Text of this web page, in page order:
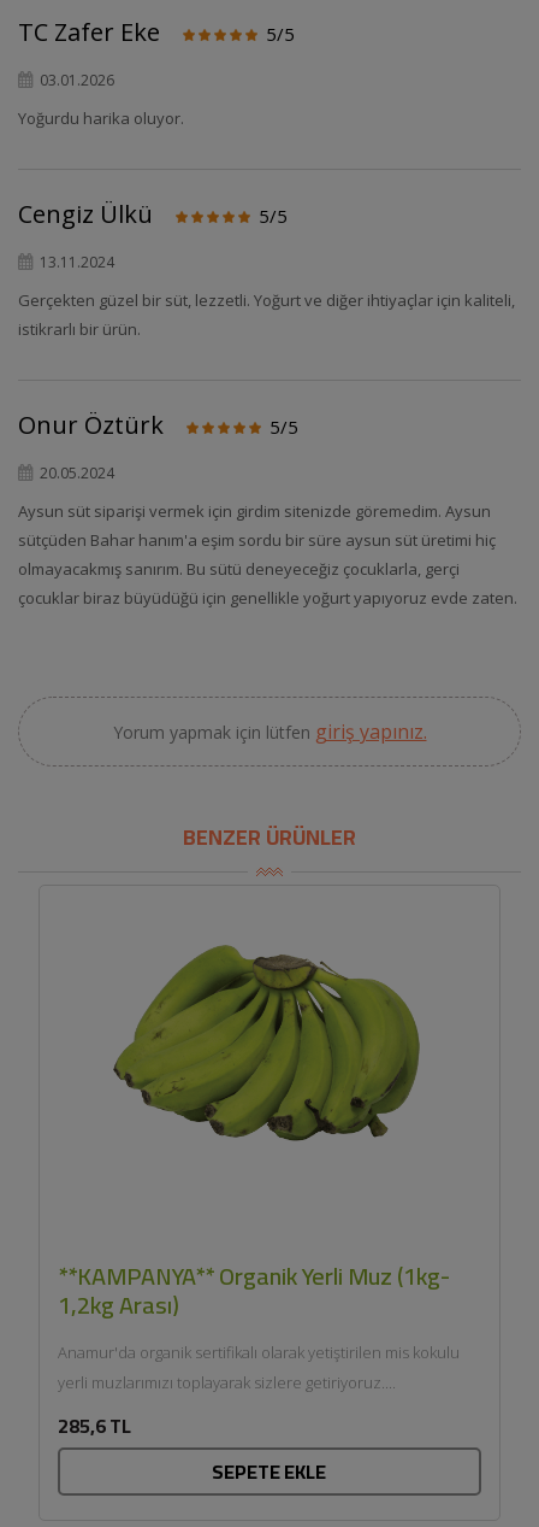
TC Zafer Eke 5/5
03.01.2026
Yoğurdu harika oluyor.
Cengiz Ülkü 5/5
13.11.2024
Gerçekten güzel bir süt, lezzetli. Yoğurt ve diğer ihtiyaçlar için kaliteli,
istikrarlı bir ürün.
Onur Öztürk 5/5
20.05.2024
Aysun süt siparişi vermek için girdim sitenizde göremedim. Aysun
sütçüden Bahar hanım'a eşim sordu bir süre aysun süt üretimi hiç
olmayacakmış sanırım. Bu sütü deneyeceğiz çocuklarla, gerçi
çocuklar biraz büyüdüğü için genellikle yoğurt yapıyoruz evde zaten.
Yorum yapmak için lütfen giriş yapınız.
BENZER ÜRÜNLER
**KAMPANYA** Organik Yerli Muz (1kg-
1,2kg Arası)
Anamur'da organik sertifikalı olarak yetiştirilen mis kokulu
yerli muzlarımızı toplayarak sizlere getiriyoruz....
285,6 TL
SEPETE EKLE